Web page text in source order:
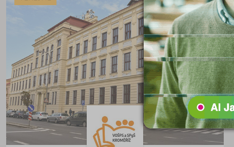
Informatické
Dopravní
Grafické
Hotelnictví a cestovní ruch
Humanitní
Obchod, podnikání, služby
Policejní a vojenské